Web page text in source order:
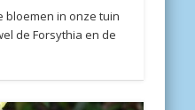
bloemen in onze tuin
de Forsythia en de